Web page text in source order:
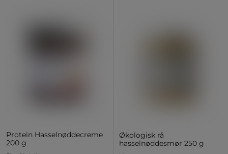
Protein Hasselnøddecreme
200 g
Økologisk rå
hasselnøddesmør 250 g